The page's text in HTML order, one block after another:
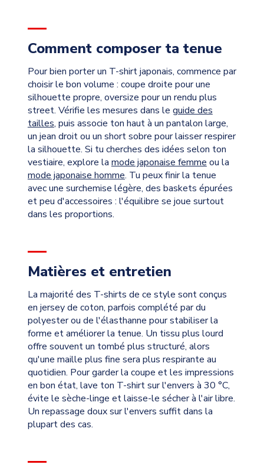
Comment composer ta tenue
Pour bien porter un T-shirt japonais, commence par
choisir le bon volume : coupe droite pour une
silhouette propre, oversize pour un rendu plus
street. Vérifie les mesures dans le guide des
tailles, puis associe ton haut à un pantalon large,
un jean droit ou un short sobre pour laisser respirer
la silhouette. Si tu cherches des idées selon ton
vestiaire, explore lamode japonaise femmeou la
mode japonaise homme. Tu peux finir la tenue
avec une surchemise légère, des baskets épurées
et peu d'accessoires : l'équilibre se joue surtout
dans les proportions.
Matières et entretien
La majorité des T-shirts de ce style sont conçus
en jersey de coton, parfois complété par du
polyester ou de l'élasthanne pour stabiliser la
forme et améliorer la tenue. Un tissu plus lourd
offre souvent un tombé plus structuré, alors
qu'une maille plus fine sera plus respirante au
quotidien. Pour garder la coupe et les impressions
en bon état, lave ton T-shirt sur l'envers à 30 °C,
évite le sèche-linge et laisse-le sécher à l'air libre.
Un repassage doux sur l'envers suffit dans la
plupart des cas.